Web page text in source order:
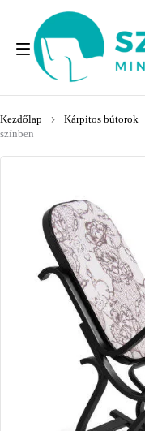
Kezdőlap Kárpitos bútorok
színben